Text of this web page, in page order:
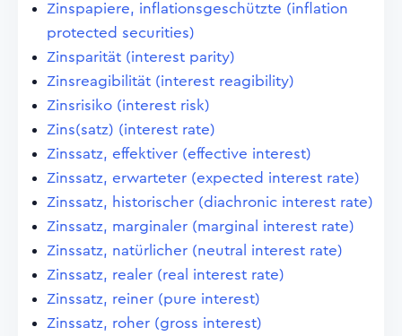
Zinspapiere, inflationsgeschützte (inflation
protected securities)
Zinsparität (interest parity)
Zinsreagibilität (interest reagibility)
Zinsrisiko (interest risk)
Zins(satz) (interest rate)
Zinssatz, effektiver (effective interest)
Zinssatz, erwarteter (expected interest rate)
Zinssatz, historischer (diachronic interest rate)
Zinssatz, marginaler (marginal interest rate)
Zinssatz, natürlicher (neutral interest rate)
Zinssatz, realer (real interest rate)
Zinssatz, reiner (pure interest)
Zinssatz, roher (gross interest)